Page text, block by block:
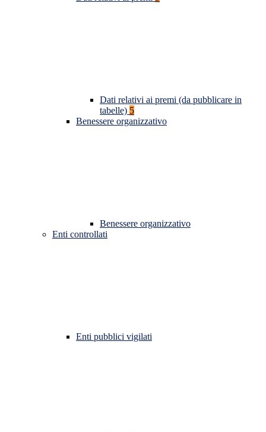
Dati relativi ai premi (da pubblicare in
tabelle) 5
Benessere organizzativo
Benessere organizzativo
Enti controllati
Enti pubblici vigilati